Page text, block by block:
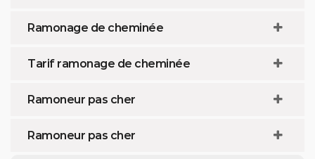
Ramonage de cheminée
Tarif ramonage de cheminée
Ramoneur pas cher
Ramoneur pas cher